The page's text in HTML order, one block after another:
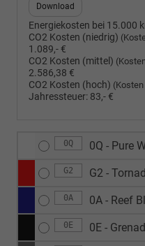
Download
Energiekosten bei 15.000
CO2 Kosten (niedrig)
1.089,- €
CO2 Kosten (mittel)
2.586,38 €
CO2 Kosten (hoch)
Jahressteuer: 83,- €
0Q 0Q - Pure
G2 G2 -
0A 0A - Reef
0E 0E -